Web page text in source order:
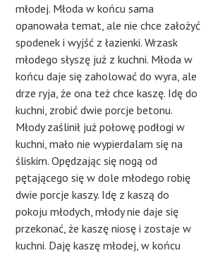
młodej. Młoda w końcu sama
opanowała temat, ale nie chce założyć
spodenek i wyjść z łazienki. Wrzask
młodego słyszę już z kuchni. Młoda w
końcu daje się zaholować do wyra, ale
drze ryja, że ona też chce kaszę. Idę do
kuchni, zrobić dwie porcje betonu.
Młody zaślinił już połowę podłogi w
kuchni, mało nie wypierdalam się na
śliskim. Opędzając się nogą od
pętającego się w dole młodego robię
dwie porcje kaszy. Idę z kaszą do
pokoju młodych, młody nie daje się
przekonać, że kaszę niosę i zostaje w
kuchni. Daję kaszę młodej, w końcu